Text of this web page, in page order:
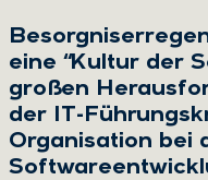
eine “Kultur der
großen
der IT-
Organisation bei